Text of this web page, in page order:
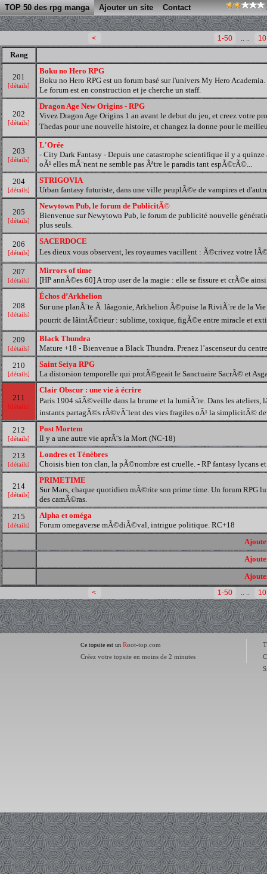
TOP 50 des rpg manga Ajouter un site Contact
< 1-50 .. ..
Rang
201
[détails]
Boku no Hero RPG
Boku no Hero RPG est un forum basé sur l'univers My Hero
Le forum est en construction et je cherche un staff.
202
[détails]
Dragon Age New Origins - RPG
Vivez Dragon Age Origins 1 an avant le debut du jeu, et creez votre
Thedas pour une nouvelle histoire, et changez la donne pour le
203
[détails]
L'Orée
- City Dark Fantasy - Depuis une catastrophe scientifique il y a
oÃ¹ elles mÃ¨nent ne semble pas Ãªtre le paradis tant espÃ©rÃ©...
204
[détails]
STRIGOVIA
Urban fantasy futuriste, dans une ville peuplÃ©e de vampires et
205
[détails]
Newytown Pub, le forum de PublicitÃ©
Bienvenue sur Newytown Pub, le forum de publicité nouvelle
plus seuls.
206
[détails]
SACERDOCE
Les dieux vous observent, les royaumes vacillent : Ã©crivez votre
207
[détails]
Mirrors of time
[HP annÃ©es 60] A trop user de la magie : elle se fissure et crÃ©e
208
[détails]
Échos d’Arkhelion
Sur une planÃ¨te Ã lâagonie, Arkhelion Ã©puise la RiviÃ¨re de la
pourrit de lâintÃ©rieur : sublime, toxique, figÃ©e entre miracle et
209
[détails]
Black Thundra
Mature +18 - Bienvenue a Black Thundra. Prenez l’ascenseur du
210
[détails]
Saint Seiya RPG
La distorsion temporelle qui protÃ©geait le Sanctuaire SacrÃ© et
211
[détails]
Clair Obscur : une vie à écrire
Paris 1904 sâÃ©veille dans la brume et la lumiÃ¨re. Dans les
instants partagÃ©s rÃ©vÃ¨lent des vies fragiles oÃ¹ la simplicitÃ©
212
[détails]
Post Mortem
Il y a une autre vie aprÃ¨s la Mort (NC-18)
213
[détails]
Londres et Ténèbres
Choisis bien ton clan, la pÃ©nombre est cruelle. - RP fantasy lycans
214
[détails]
PRIMETIME
Sur Mars, chaque quotidien mÃ©rite son prime time. Un forum RPG
des camÃ©ras.
215
[détails]
Alpha et oméga
Forum omegaverse mÃ©diÃ©val, intrigue politique. RC+18
< 1-50 .. ..
Ce topsite est un Root-top.com
Créez votre topsite en moins de 2 minutes